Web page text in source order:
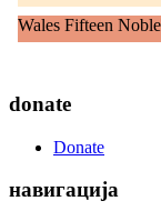
Wales Fifteen
donate
Donate
навигација